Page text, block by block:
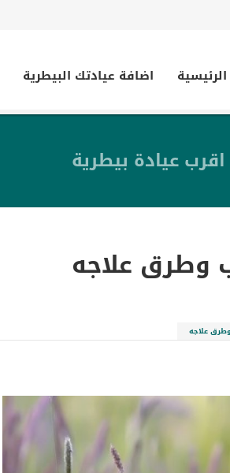
اضافة عيادتك البيطرية
عيادة بيطرية
وطرق علاجه
علاجه